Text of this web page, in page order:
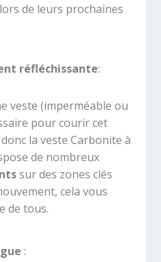
de leurs prochaines
réfléchissante:
veste (imperméable ou
pour courir cet
la veste Carbonite à
de nombreux
sur des zones clés
cela vous
de tous.
: